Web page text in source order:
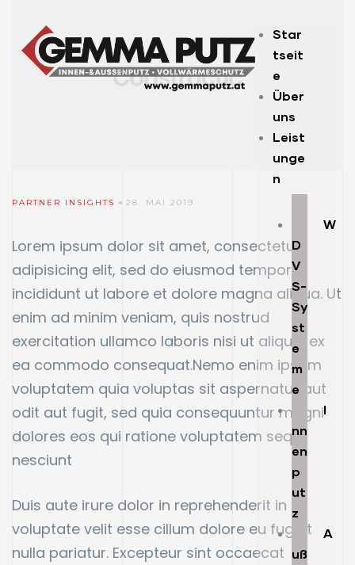
Star
tseit
e
Über
uns
Leist
unge
n
W
D
V
S-
Sy
st
e
m
e
I
nn
en
p
ut
z
A
uß
PARTNER INSIGHTS 28. MAI 2019
Lorem ipsum dolor sit amet, consectetur
adipisicing elit, sed do eiusmod tempor
incididunt ut labore et dolore magna aliqua. Ut
enim ad minim veniam, quis nostrud
exercitation ullamco laboris nisi ut aliquip ex
ea commodo consequat.Nemo enim ipsam
voluptatem quia voluptas sit aspernatur aut
odit aut fugit, sed quia consequuntur magni
dolores eos qui ratione voluptatem sequi
nesciunt
Duis aute irure dolor in reprehenderit in
voluptate velit esse cillum dolore eu fugiat
nulla pariatur. Excepteur sint occaecat